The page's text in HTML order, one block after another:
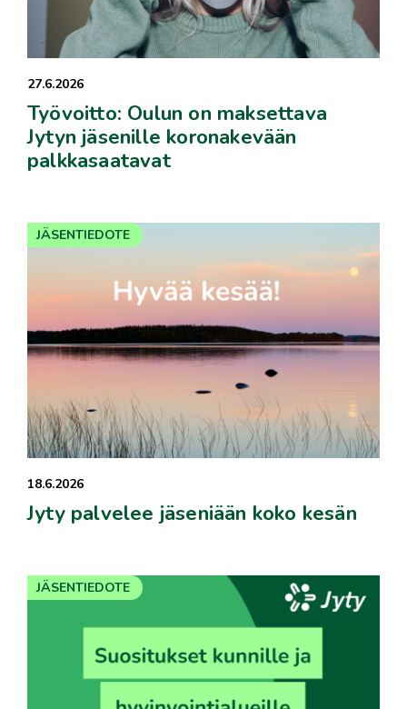
27.6.2026
Työvoitto: Oulun on maksettava
Jytyn jäsenille koronakevään
palkkasaatavat
18.6.2026
Jyty palvelee jäseniään koko kesän
JÄSENTIEDOTE
JÄSENTIEDOTE